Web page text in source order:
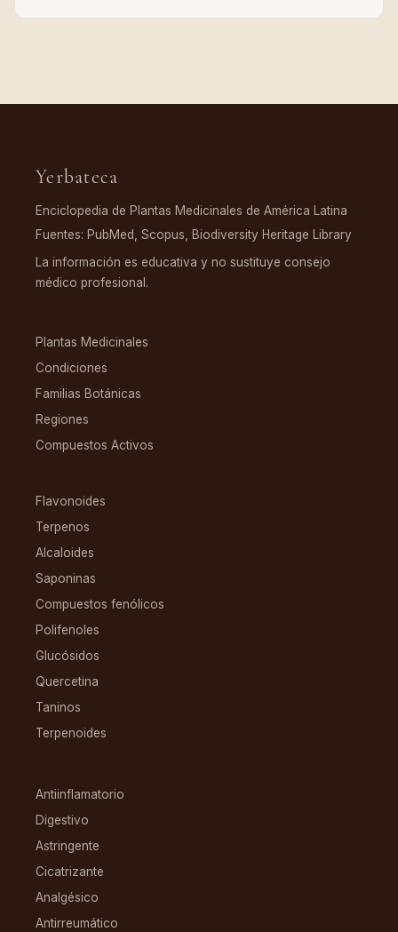
Yerbateca
Enciclopedia de Plantas Medicinales de América Latina
Fuentes: PubMed, Scopus, Biodiversity Heritage Library
La información es educativa y no sustituye consejo
médico profesional.
Plantas Medicinales
Condiciones
Familias Botánicas
Regiones
Compuestos Activos
Flavonoides
Terpenos
Alcaloides
Saponinas
Compuestos fenólicos
Polifenoles
Glucósidos
Quercetina
Taninos
Terpenoides
Antiinflamatorio
Digestivo
Astringente
Cicatrizante
Analgésico
Antirreumático